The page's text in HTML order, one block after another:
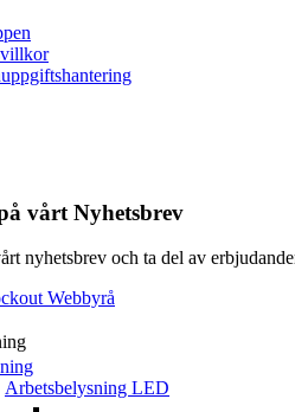
vårt Nyhetsbrev
nyhetsbrev och ta del av
Webbyrå
Arbetsbelysning LED